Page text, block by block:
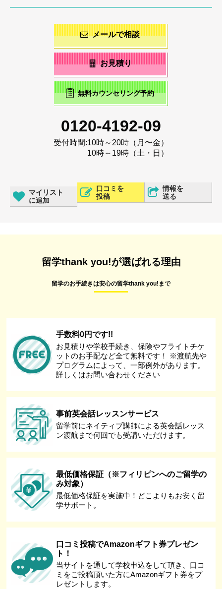
メールで相談
お見積り
無料カウンセリング予約
0120-4192-09
受付時間:10時～20時（月〜金）
10時～19時（土・日）
マイリスト
に追加
口コミを
投稿
情報を
送る
留学thank you!が選ばれる理由
留学のお手続きは安心の留学thank you!まで
手数料0円です!!
お見積りや学校手続き、保険やフライトチケ
ットのお手配など全て無料です！ ※渡航先や
プログラムによって、一部例外があります。
詳しくはお問い合わせください
事前英会話レッスンサービス
留学前にネイティブ講師による英会話レッス
ン渡航まで何回でも受講いただけます。
最低価格保証（※フィリピンへのご留学の
み対象）
最低価格保証を実施中！どこよりもお安く留
学サポート。
口コミ投稿でAmazonギフト券プレゼン
ト！
当サイトを通して学校申込をして頂き、口コ
ミをご投稿頂いた方にAmazonギフト券をプ
レゼントします。